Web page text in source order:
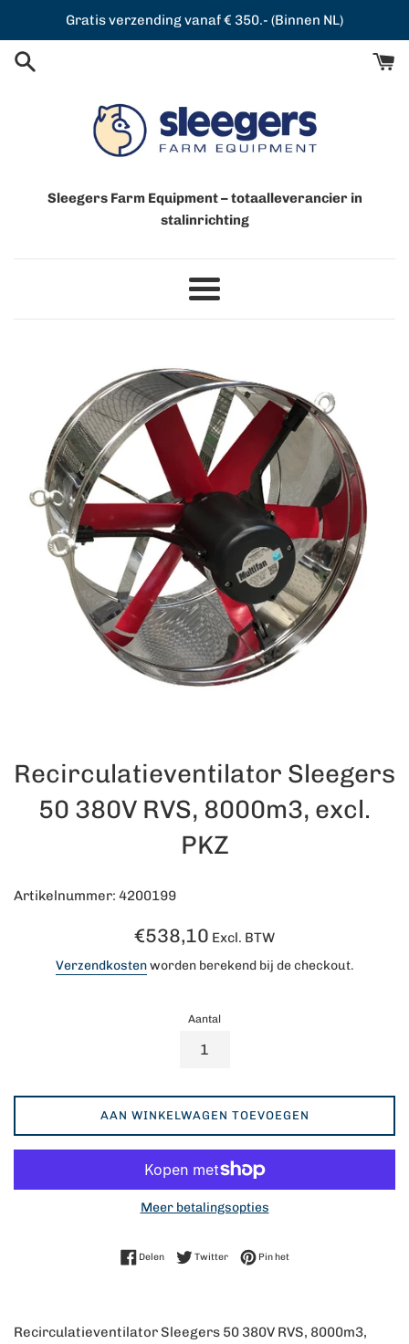
de
content
Gratis verzending vanaf € 350.- (Binnen NL)
Sleegers Farm Equipment – totaalleverancier in
stalinrichting
Menu
Recirculatieventilator Sleegers
50 380V RVS, 8000m3, excl.
PKZ
Artikelnummer: 4200199
Normale
€538,10 Excl. BTW
Verzendkostenworden berekend bij de checkout.
Aantal
AAN WINKELWAGEN TOEVOEGEN
Meer betalingsopties
DelenDelen op Facebook
TwitterTwitteren op Twitter
Pin hetPinnen op Pinterest
Recirculatieventilator Sleegers 50 380V RVS, 8000m3,